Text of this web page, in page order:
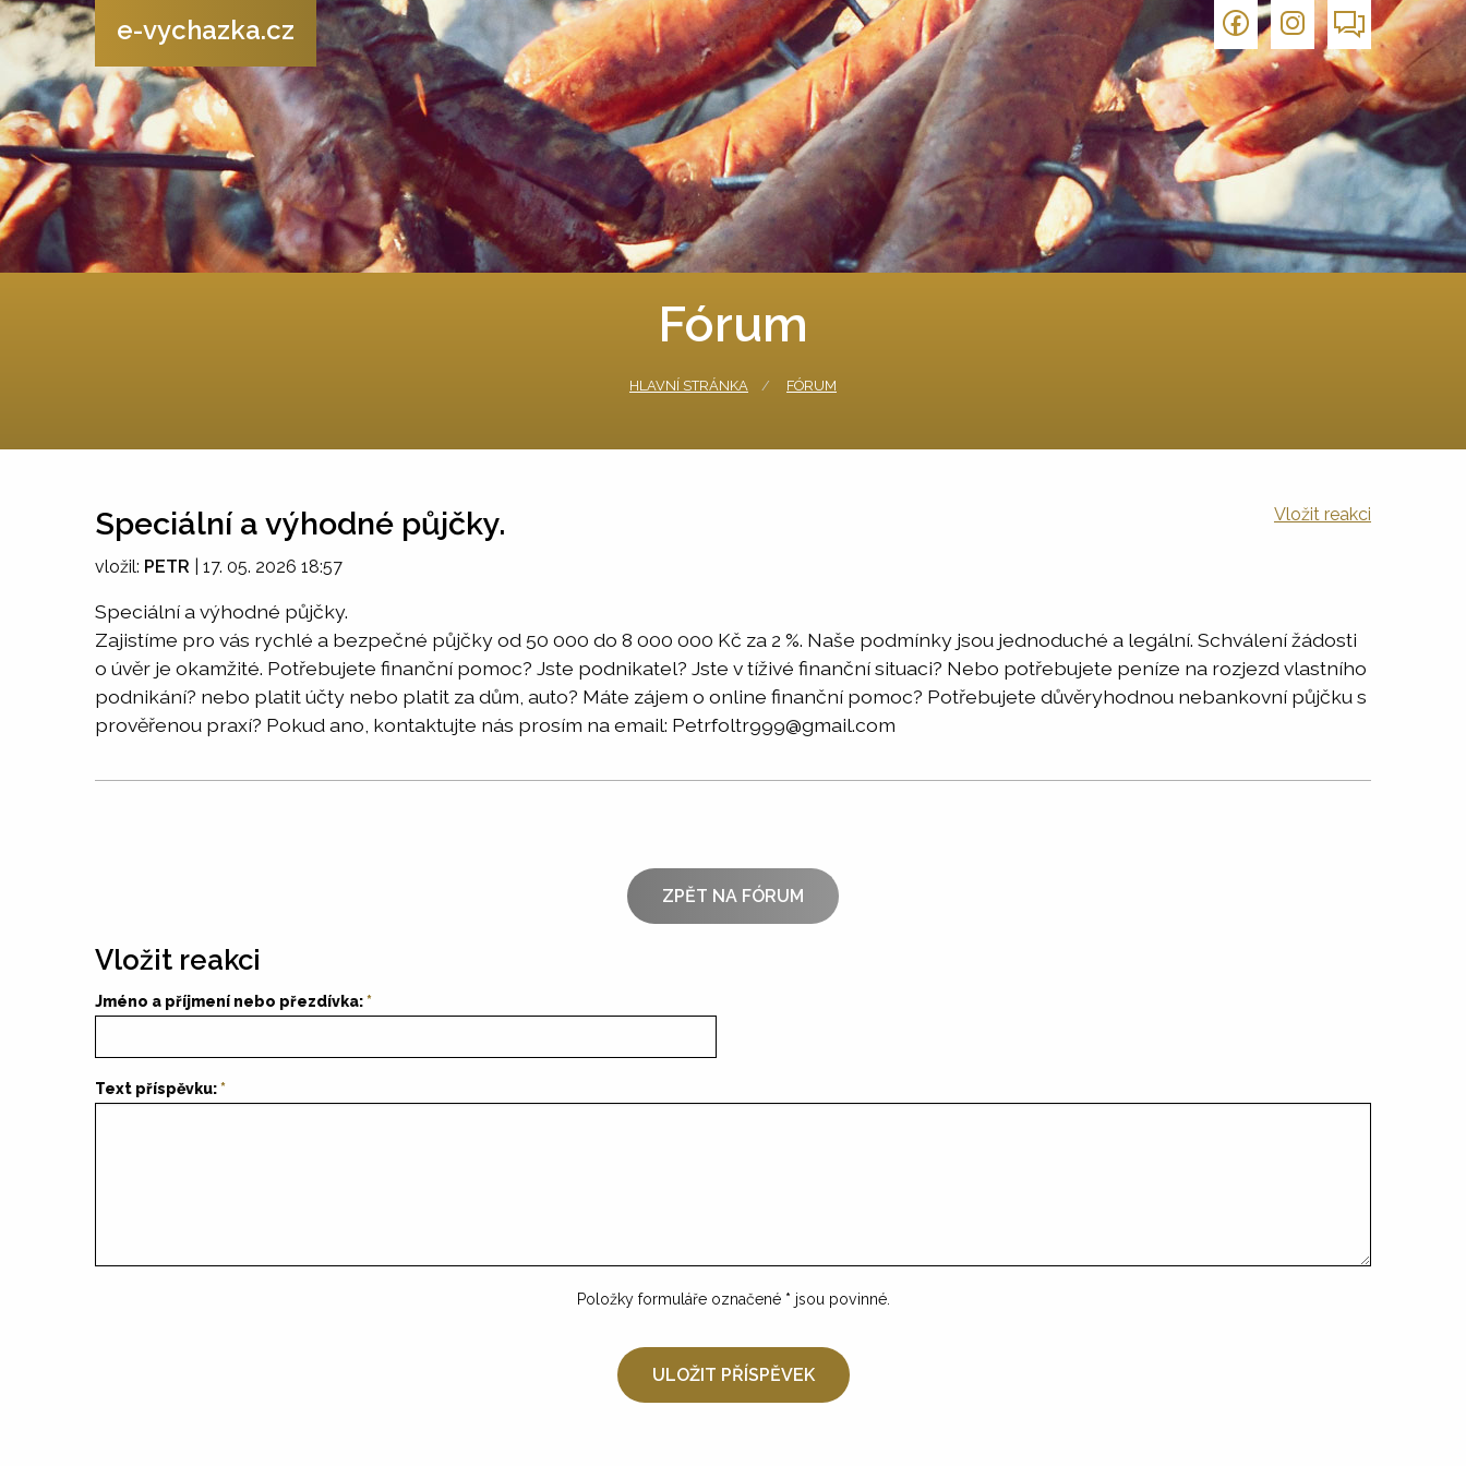
e-vychazka.cz
Fórum
HLAVNÍ STRÁNKA FÓRUM
Speciální a výhodné půjčky. Vložit reakci
vložil: PETR 17. 05. 2026 18:57
Speciální a výhodné půjčky.
Zajistíme pro vás rychlé a bezpečné půjčky od 50 000 do 8 000 000 Kč za 2 %. Naše podmínky jsou jednoduché a legální. Schválení žádosti
o úvěr je okamžité. Potřebujete finanční pomoc? Jste podnikatel? Jste v tíživé finanční situaci? Nebo potřebujete peníze na rozjezd vlastního
podnikání? nebo platit účty nebo platit za dům, auto? Máte zájem o online finanční pomoc? Potřebujete důvěryhodnou nebankovní půjčku s
prověřenou praxí? Pokud ano, kontaktujte nás prosím na email: Petrfoltr999@gmail.com
ZPĚT NA FÓRUM
Vložit reakci
Jméno a příjmení nebo přezdívka:
Text příspěvku:
Položky formuláře označené * jsou povinné.